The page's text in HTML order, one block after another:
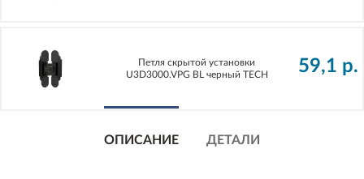
Петля скрытой установки
U3D3000.VPG BL черный TECH
59,1 р.
ОПИСАНИЕ ДЕТАЛИ